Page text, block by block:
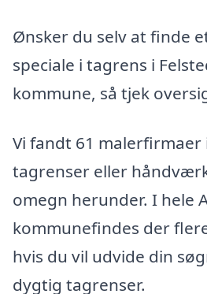
Ønsker du selv at finde
speciale i tagrens i
kommune, så tjek
Vi fandt 61 malerfirmaer
tagrenser eller
omegn herunder. I hele
kommunefindes der
hvis du vil udvide din
dygtig tagrenser.